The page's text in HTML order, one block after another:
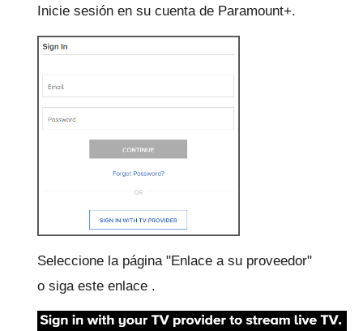
Inicie sesión en su cuenta de Paramount+.
Seleccione la página "Enlace a su proveedor"
o siga este enlace .